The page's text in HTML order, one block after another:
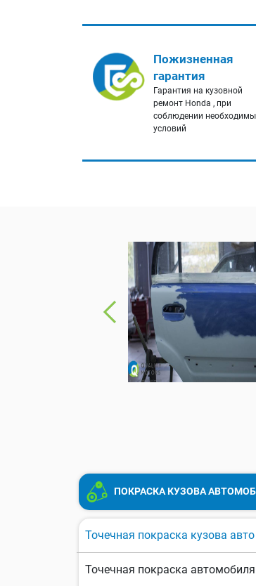
Пожизненная
гарантия
Гарантия на кузовной
ремонт Honda , при
соблюдении
условий
ПОКРАСКА КУЗОВА
Точечная покраска кузова авто
Точечная покраска автомобиля